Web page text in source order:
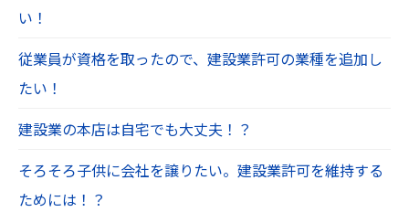
い！
従業員が資格を取ったので、建設業許可の業種を追加し
たい！
建設業の本店は自宅でも大丈夫！？
そろそろ子供に会社を譲りたい。建設業許可を維持する
ためには！？